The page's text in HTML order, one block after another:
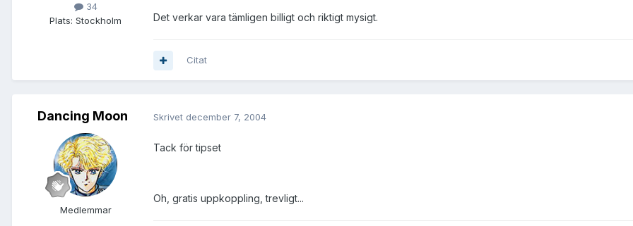
34
Plats: Stockholm Det verkar vara tämligen billigt och riktigt mysigt.
Citat
Dancing Moon
Medlemmar
Skrivet december 7, 2004
Tack för tipset
Oh, gratis uppkoppling, trevligt...